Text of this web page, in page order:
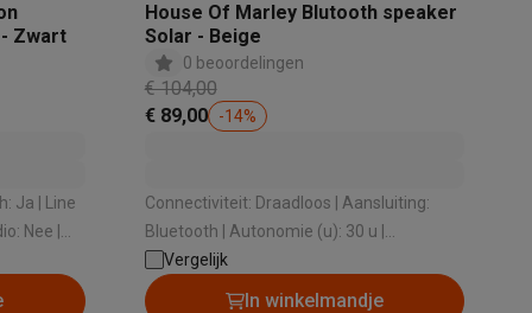
Zwart
Nee |
House Of Marley Blutooth speaker
Solar - Beige
0 beoordelingen
€ 104,00
€ 89,00
-14%
Connectiviteit: Draadloos | Aansluiting:
Bluetooth | Autonomie (u): 30 u |
Vermogen (W): 10 W | Type: Bluetooth
speaker
Vergelijk
In winkelmandje